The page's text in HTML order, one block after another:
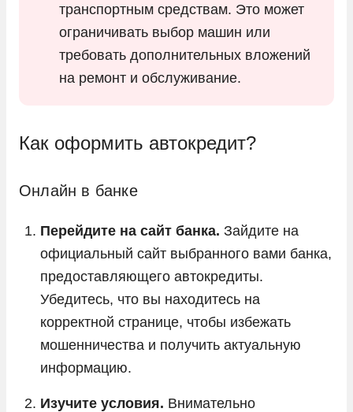
транспортным средствам. Это может
ограничивать выбор машин или
требовать дополнительных вложений
на ремонт и обслуживание.
Как оформить автокредит?
Онлайн в банке
Перейдите на сайт банка. Зайдите на
официальный сайт выбранного вами банка,
предоставляющего автокредиты.
Убедитесь, что вы находитесь на
корректной странице, чтобы избежать
мошенничества и получить актуальную
информацию.
Изучите условия. Внимательно